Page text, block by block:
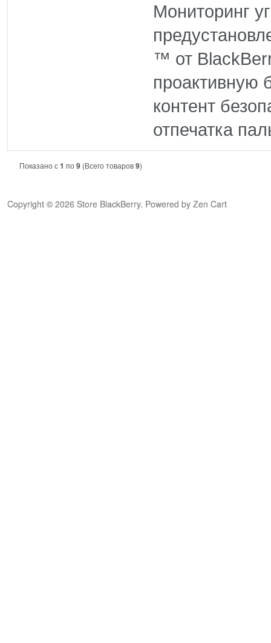
Мониторинг
™ от
проактивную
контент
отпечатка
Показано с1 по9 (Всего товаров9)
Copyright © 2026 Store BlackBerry. Powered by Zen Cart